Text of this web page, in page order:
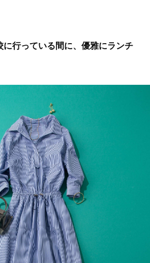
に行っている間に、優雅にランチ